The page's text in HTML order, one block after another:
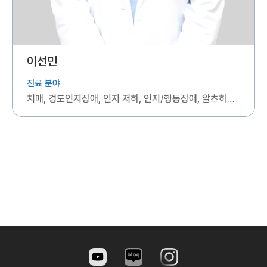
이선민
진료 분야
치매, 경도인지장애, 인지 저하, 인지/행동장애, 알츠하이머병